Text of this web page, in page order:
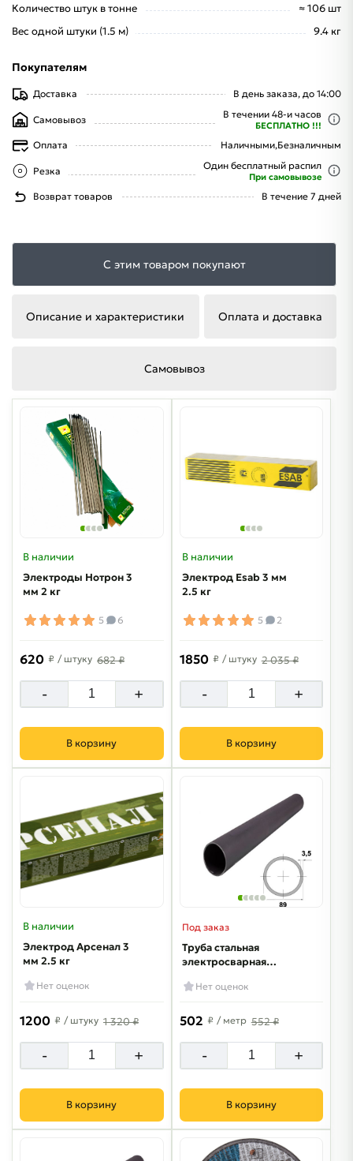
Количество штук в тонне
≈ 106 шт
Вес одной штуки (1.5 м)
9.4 кг
Покупателям
Доставка В день заказа, до 14:00
Самовывоз В течении 48-и часов
БЕСПЛАТНО !!!
Оплата Наличными,Безналичным
Резка Один бесплатный распил
При самовывозе
Возврат товаров В течение 7 дней
С этим товаром покупают
Описание и характеристики Оплата и доставка
Самовывоз
В наличии
Электроды Нотрон 3
мм 2 кг
5 6
620 ₽ / штуку 682 ₽
- +
В корзину
В наличии
Электрод Esab 3 мм
2.5 кг
5 2
1850 ₽ / штуку 2 035 ₽
- +
В корзину
В наличии
Электрод Арсенал 3
мм 2.5 кг
Нет оценок
1200 ₽ / штуку 1 320 ₽
- +
В корзину
Под заказ
Труба стальная
электросварная
Нет оценок
502 ₽ / метр 552 ₽
- +
В корзину